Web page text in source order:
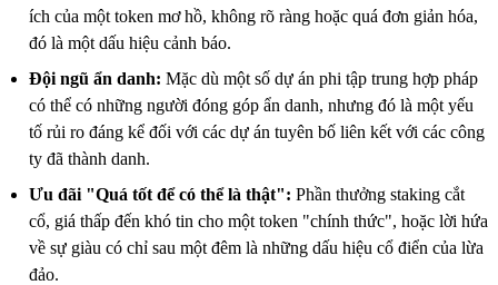
ích của một token mơ hồ, không rõ ràng hoặc quá đơn giản hóa,
đó là một dấu hiệu cảnh báo.
Đội ngũ ẩn danh: Mặc dù một số dự án phi tập trung hợp pháp
có thể có những người đóng góp ẩn danh, nhưng đó là một yếu
tố rủi ro đáng kể đối với các dự án tuyên bố liên kết với các công
ty đã thành danh.
Ưu đãi "Quá tốt để có thể là thật": Phần thưởng staking cắt
cổ, giá thấp đến khó tin cho một token "chính thức", hoặc lời hứa
về sự giàu có chỉ sau một đêm là những dấu hiệu cổ điển của lừa
đảo.